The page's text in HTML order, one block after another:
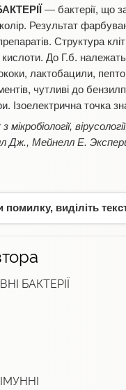
— бактерії, що
Результат
Структура
кислоти. До Г.б.
лактобацили,
чутливі до
Ізоелектрична точка
мікробіології,
Дж., Мейнелл Е.
виділіть
БАКТЕРІЇ